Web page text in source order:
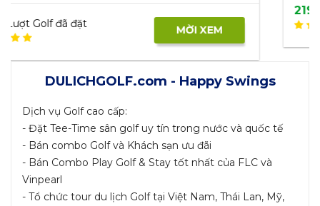
1963Lượt Golf đã đặt
DULICHGOLF.com - Happy Swings
Dịch vụ Golf cao cấp:
- Đặt Tee-Time sân golf uy tín trong nước và quốc tế
- Bán combo Golf và Khách sạn ưu đãi
- Bán Combo Play Golf & Stay tốt nhất của FLC và
Vinpearl
- Tổ chức tour du lịch Golf tại Việt Nam, Thái Lan, Mỹ,